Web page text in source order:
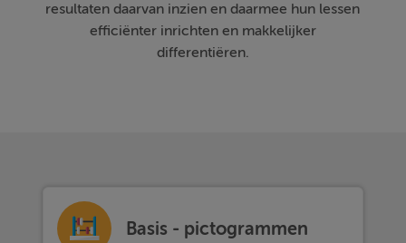
resultaten daarvan inzien en daarmee hun lessen
efficiënter inrichten en makkelijker
differentiëren.
Basis - pictogrammen